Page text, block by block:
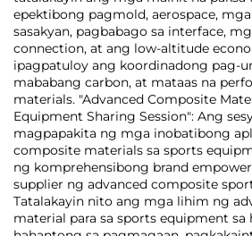
epektibong pagmold, aerospace,
sasakyan, pagbabago sa interface,
connection, at ang low-altitude
ipagpatuloy ang koordinadong pag-
mababang carbon, at mataas na
materials. "Advanced Composite
Equipment Sharing Session": Ang
magpapakita ng mga inobatibong
composite materials sa sports
ng komprehensibong brand
supplier ng advanced composite
Tatalakayin nito ang mga lihim ng
material para sa sports equipment sa